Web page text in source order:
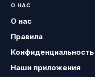
О НАС
О нас
Правила
Конфиденциальность
Наши приложения